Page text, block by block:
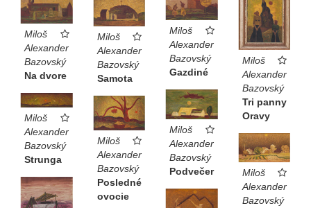
Miloš
Alexander
Bazovský
Na dvore
Miloš
Alexander
Bazovský
Samota
Miloš
Alexander
Bazovský
Gazdiné
Miloš
Alexander
Bazovský
Tri panny
Oravy
Miloš
Alexander
Bazovský
Podvečer
Miloš
Alexander
Bazovský
Strunga
Miloš
Alexander
Bazovský
Posledné
ovocie
Miloš
Alexander
Bazovský